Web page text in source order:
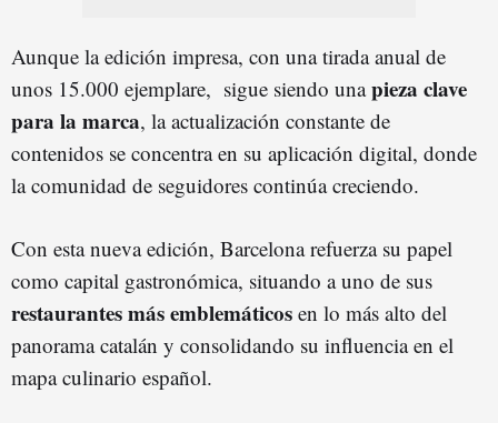
Aunque la edición impresa, con una tirada anual de
unos 15.000 ejemplare, sigue siendo unapieza clave
para la marca, la actualización constante de
contenidos se concentra en su aplicación digital, donde
la comunidad de seguidores continúa creciendo.
Con esta nueva edición, Barcelona refuerza su papel
como capital gastronómica, situando a uno de sus
restaurantes más emblemáticos en lo más alto del
panorama catalán y consolidando su influencia en el
mapa culinario español.